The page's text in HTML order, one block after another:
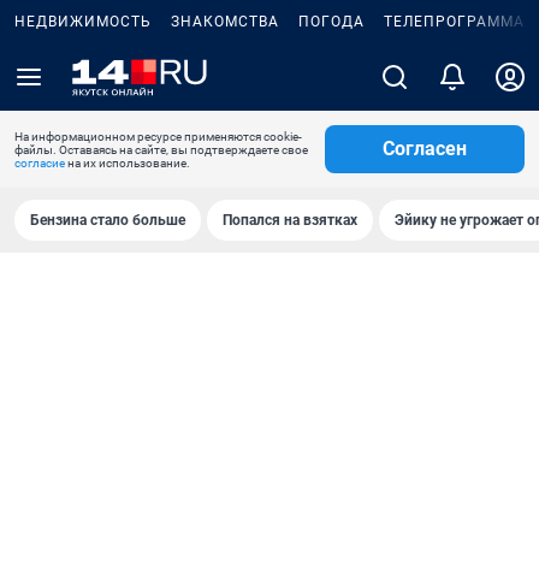
НЕДВИЖИМОСТЬ ЗНАКОМСТВА ПОГОДА ТЕЛЕПРОГРАММА
На информационном ресурсе применяются cookie-
файлы. Оставаясь на сайте, вы подтверждаете свое
согласиена их использование.
Согласен
Бензина стало больше Попался на взятках Эйику не угрожает